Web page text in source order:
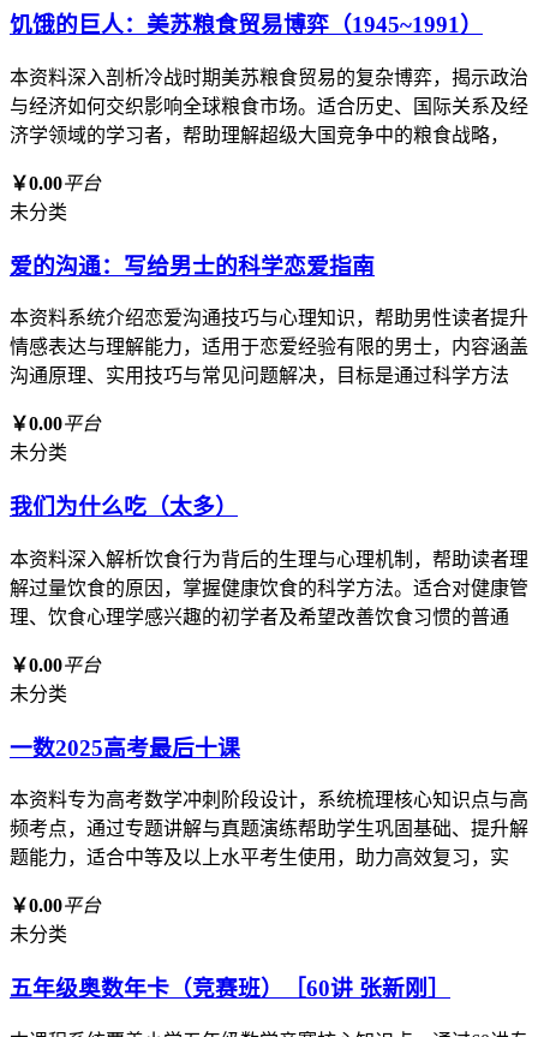
饥饿的巨人：美苏粮食贸易博弈（1945~1991）
本资料深入剖析冷战时期美苏粮食贸易的复杂博弈，揭示政治
与经济如何交织影响全球粮食市场。适合历史、国际关系及经
济学领域的学习者，帮助理解超级大国竞争中的粮食战略，
￥0.00平台
未分类
爱的沟通：写给男士的科学恋爱指南
本资料系统介绍恋爱沟通技巧与心理知识，帮助男性读者提升
情感表达与理解能力，适用于恋爱经验有限的男士，内容涵盖
沟通原理、实用技巧与常见问题解决，目标是通过科学方法
￥0.00平台
未分类
我们为什么吃（太多）
本资料深入解析饮食行为背后的生理与心理机制，帮助读者理
解过量饮食的原因，掌握健康饮食的科学方法。适合对健康管
理、饮食心理学感兴趣的初学者及希望改善饮食习惯的普通
￥0.00平台
未分类
一数2025高考最后十课
本资料专为高考数学冲刺阶段设计，系统梳理核心知识点与高
频考点，通过专题讲解与真题演练帮助学生巩固基础、提升解
题能力，适合中等及以上水平考生使用，助力高效复习，实
￥0.00平台
未分类
五年级奥数年卡（竞赛班）［60讲 张新刚］